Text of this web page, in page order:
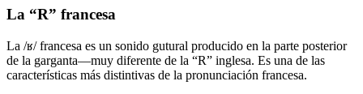
La “R” francesa
La /ʁ/ francesa es un sonido gutural producido en la parte posterior
de la garganta—muy diferente de la “R” inglesa. Es una de las
características más distintivas de la pronunciación francesa.